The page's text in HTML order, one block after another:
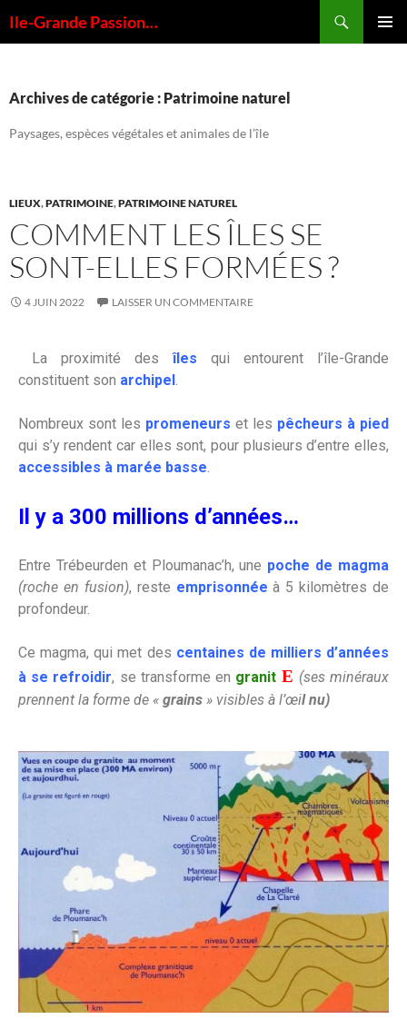
Ile-Grande Passion…
Archives de catégorie : Patrimoine naturel
Paysages, espèces végétales et animales de l’île
LIEUX,PATRIMOINE,PATRIMOINE NATUREL
COMMENT LES ÎLES SE
SONT-ELLES FORMÉES ?
4 JUIN 2022 LAISSER UN COMMENTAIRE
La proximité desîles
qui entourent l’île-Grande
constituent son archipel.
Nombreux sont les promeneurs et les pêcheurs à pied
qui s’y rendent car elles sont, pour plusieurs d’entre elles,
accessibles à marée basse.
Il y a 300 millions d’années…
Entre Trébeurden et Ploumanac’h, une poche de magma
(roche en fusion), reste emprisonnée à 5 kilomètres de
profondeur.
Ce magma, qui met des centaines de milliers d’années
à se refroidir, se transforme en granit E (ses minéraux
prennent la forme de « grains » visibles à l’œil nu)